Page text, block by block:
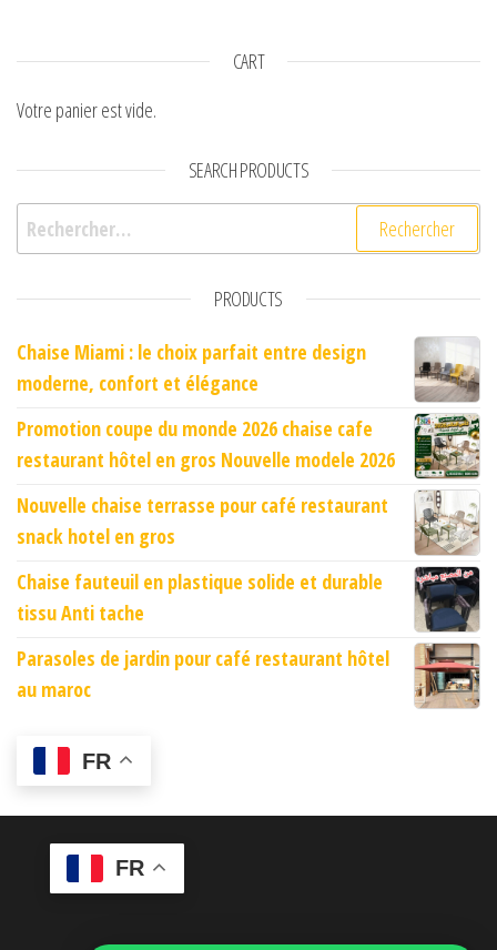
CART
Votre panier est vide.
SEARCH PRODUCTS
Rechercher :
PRODUCTS
Chaise Miami : le choix parfait entre design
moderne, confort et élégance
Promotion coupe du monde 2026 chaise cafe
restaurant hôtel en gros Nouvelle modele 2026
Nouvelle chaise terrasse pour café restaurant
snack hotel en gros
Chaise fauteuil en plastique solide et durable
tissu Anti tache
Parasoles de jardin pour café restaurant hôtel
au maroc
FR
FR